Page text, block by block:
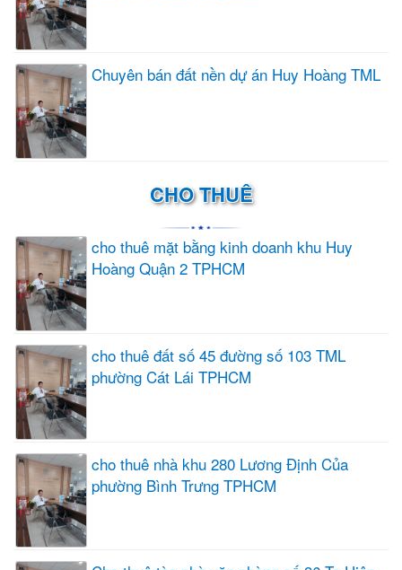
Chuyên bán đất nền dự án Huy Hoàng TML
CHO THUÊ
cho thuê mặt bằng kinh doanh khu Huy
Hoàng Quận 2 TPHCM
cho thuê đất số 45 đường số 103 TML
phường Cát Lái TPHCM
cho thuê nhà khu 280 Lương Định Của
phường Bình Trưng TPHCM